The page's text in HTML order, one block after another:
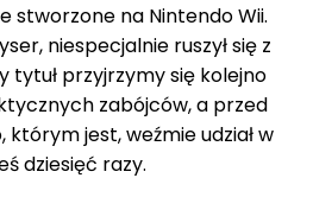
stworzone na Nintendo Wii.
niespecjalnie ruszył się z
tytuł przyjrzymy się kolejno
zabójców, a przed
jest, weźmie udział w
dziesięć razy.